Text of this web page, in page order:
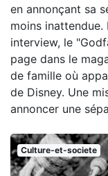
en annonçant sa
moins
interview, le
page dans le
de famille où
de Disney. Une
annoncer une
Culture-et-societe